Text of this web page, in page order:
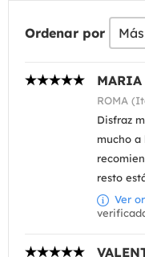
Ordenar por
ROMA
Disfraz
mucho a
resto
Ver